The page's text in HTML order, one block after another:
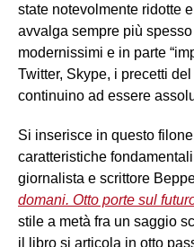
state notevolmente ridotte
avvalga sempre più
modernissimi e in parte
Twitter, Skype, i precetti
continuino ad essere
Si inserisce in questo
caratteristiche
giornalista e scrittore
domani. Otto porte sul
stile a metà fra un saggio
il libro si articola in otto